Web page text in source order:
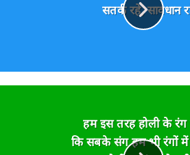
सतर्क रहे, सावधान
हम इस तरह होली के
कि सबके संग हम भी रंगों